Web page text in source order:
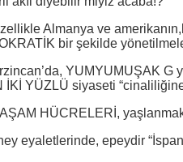
Almanya ve
bir şekilde
YUMYUMUŞAK G
İKİ YÜZLÜ siyaseti
HÜCRELERİ,
eyaletlerinde, epeydir